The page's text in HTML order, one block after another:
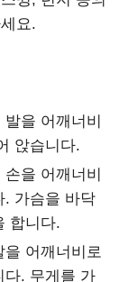
요.
을 어깨너비
앉습니다.
을 어깨너비
. 가슴을 바닥
합니다.
어깨너비로
다. 무게를 가